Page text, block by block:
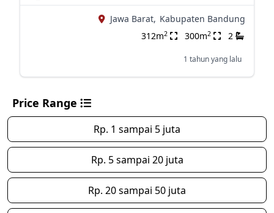
Jawa Barat, Kabupaten Bandung
312m2 300m2 2
1 tahun yang lalu
Price Range
Rp. 1 sampai 5 juta
Rp. 5 sampai 20 juta
Rp. 20 sampai 50 juta